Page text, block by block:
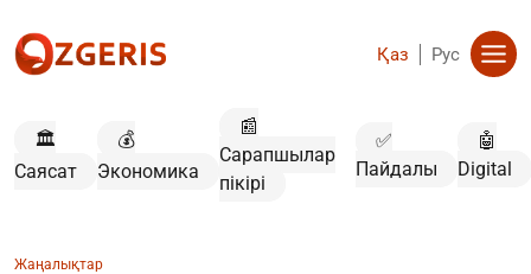
Қаз Рус
🏛️
Саясат
💰
Экономика
📰
Сарапшылар
пікірі
✅
Пайдалы
🤖
Digital
Жаңалықтар